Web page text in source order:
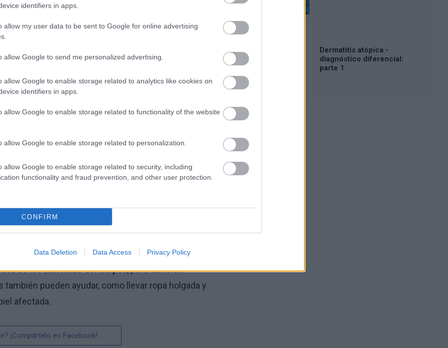
identifiers in apps.
allow my user data to be sent to Google for online advertising
allow Google to send me personalized advertising.
allow Google to enable storage related to analytics like cookies on
identifiers in apps.
allow Google to enable storage related to functionality of the website
allow Google to enable storage related to personalization.
allow Google to enable storage related to security, including
functionality and fraud prevention, and other user protection.
CONFIRM
Data Deletion Data Access Privacy Policy
que aparece en la zona del nervio ocupada por
se localizan en el torso, la espalda o la cara). El
de ampollas en la piel del paciente, que
y dolores muy intensos, por lo que los pacientes
síntomas. Por lo general, las lesiones
a cinco semanas, pero es imposible decir
puede ocurrir que en algunas personas las
al cabo de sólo dos semanas.
-normalmente entre uno y cinco días antes-
, como hormigueo, entumecimiento o
posterior de las lesiones cutáneas. Éste es el
el especialista puede recomendar medidas para
se utilizan medicamentos antivirales como el
de lossíntomas del herpes, pero también
pueden ayudar, como llevar ropa holgada y
afectada.
¡Compártelo en Facebook!
Dermatitis atópica -
diagnóstico diferencial:
parte 1